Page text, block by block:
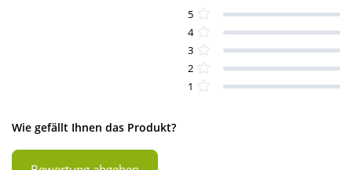
5
4
3
2
1
Wie gefällt Ihnen das Produkt?